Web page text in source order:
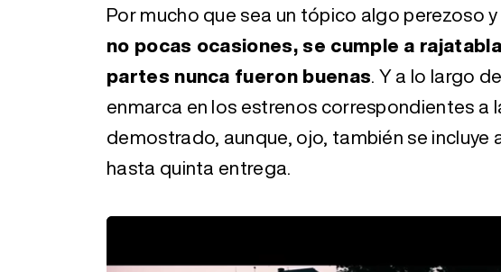
Por mucho que sea un tópico algo perezoso
no pocas ocasiones, se cumple a
partes nunca fueron buenas. Y a lo largo
enmarca en los estrenos correspondientes a
demostrado, aunque, ojo, también se
hasta quinta entrega.